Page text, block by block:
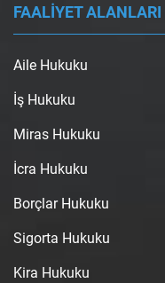
FAALİYET ALANLARI
Aile Hukuku
İş Hukuku
Miras Hukuku
İcra Hukuku
Borçlar Hukuku
Sigorta Hukuku
Kira Hukuku